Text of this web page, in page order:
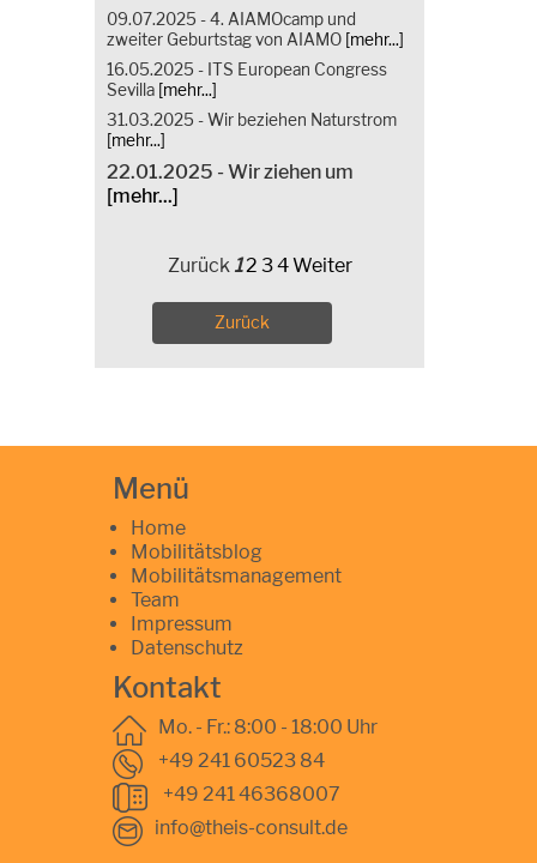
09.07.2025 - 4. AIAMOcamp und
zweiter Geburtstag von AIAMO [mehr...]
16.05.2025 - ITS European Congress
Sevilla [mehr...]
31.03.2025 - Wir beziehen Naturstrom
[mehr...]
22.01.2025 - Wir ziehen um
[mehr...]
Zurück 1 2 34Weiter
Zurück
Menü
Home
Mobilitätsblog
Mobilitätsmanagement
Team
Impressum
Datenschutz
Kontakt
Mo. - Fr.: 8:00 - 18:00 Uhr
+49 241 60523 84
+49 241 46368007
info@theis-consult.de